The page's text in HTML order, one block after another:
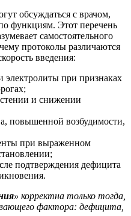
обсуждаться с врачом,
функциям. Этот перечень
самостоятельного
протоколы различаются
введения:
электролиты при признаках
и снижении
повышенной возбудимости,
при выраженном
подтверждения дефицита
» корректна только тогда,
фактора: дефицита,